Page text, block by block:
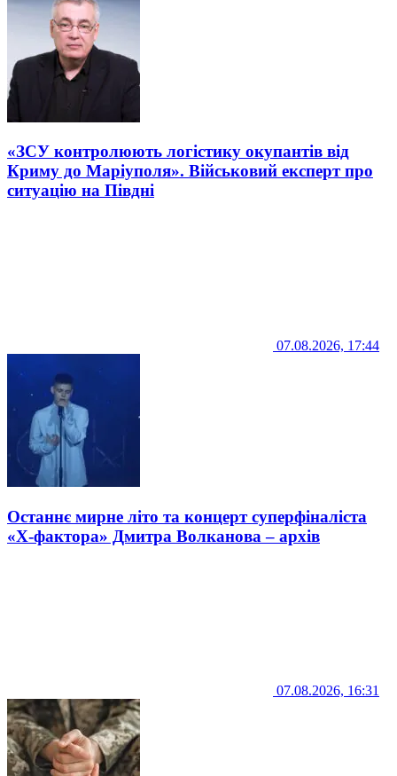
«ЗСУ контролюють логістику окупантів від
Криму до Маріуполя». Військовий експерт про
ситуацію на Півдні
07.08.2026, 17:44
Останнє мирне літо та концерт суперфіналіста
«Х-фактора» Дмитра Волканова – архів
07.08.2026, 16:31